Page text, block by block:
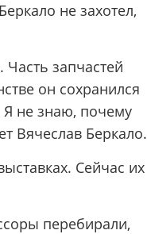
не захотел,
запчастей
он сохранился
Я не знаю, почему
Вячеслав Беркало.
Сейчас их
перебирали,